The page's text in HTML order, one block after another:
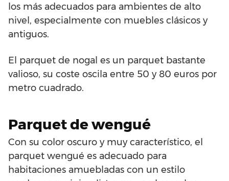
los más adecuados para ambientes de alto
nivel, especialmente con muebles clásicos y
antiguos.
El parquet de nogal es un parquet bastante
valioso, su coste oscila entre 50 y 80 euros por
metro cuadrado.
Parquet de wengué
Con su color oscuro y muy característico, el
parquet wengué es adecuado para
habitaciones amuebladas con un estilo